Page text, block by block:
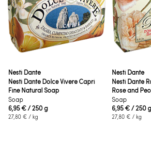
Nesti Dante
Nesti Dante Dolce Vivere Capri
Fine Natural Soap
Soap
6,95 €/ 250 g
27,80 € / kg
Nesti Dante
Nesti Dante
Rose and
Soap
6,95 €/ 250 g
27,80 € / kg